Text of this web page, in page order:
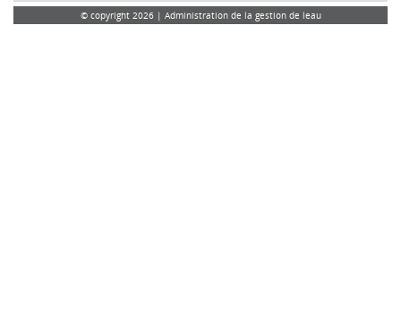
© copyright 2026 | Administration de la gestion de leau